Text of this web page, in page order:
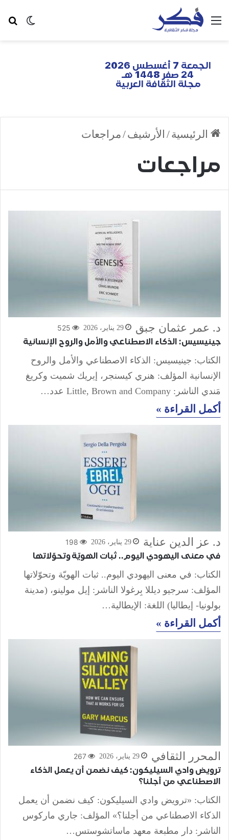
الجمعة 7 أغسطس 2026
24 صفر 1448 هـ
مجلة الثقافة العربية
الرئيسية/ الأرشيف/مراجعات
مراجعات
د. عمر عثمان جبق 29 يناير، 2026 525
جينيسيس: الذكاء الاصطناعي والأمل والروح الإنسانية
الكتاب: جينيسيس: الذكاء الاصطناعي والأمل والروح
الإنسانية المؤلف: هنري كيسنجر، إيريك شميت وكريغ
مَندي الناشر: Little, Brown and Company عدد…
أكمل القراءة »
د. عز الدين عناية 29 يناير، 2026 198
في معنى اليهودي اليوم.. ثبات الهويّة وتحوّلاتها
الكتاب: في معنى اليهودي اليوم.. ثبات الهويّة وتحوّلاتها
المؤلف: سرجيو ديللا بِرغولا الناشر: إيل مولينو، (مدينة
بولونيا- إيطاليا) اللغة: الإيطالية…
أكمل القراءة »
المحرر الثقافي 29 يناير، 2026 267
ترويض وادي السيليكون: كيف نضمن أن يعمل الذكاء
الاصطناعي من أجلنا؟
الكتاب: «ترويض وادي السيليكون: كيف نضمن أن يعمل
الذكاء الاصطناعي من أجلنا؟» المؤلف: جاري ماركوس
الناشر: دار مطبعة معهد ماساتشوستس…